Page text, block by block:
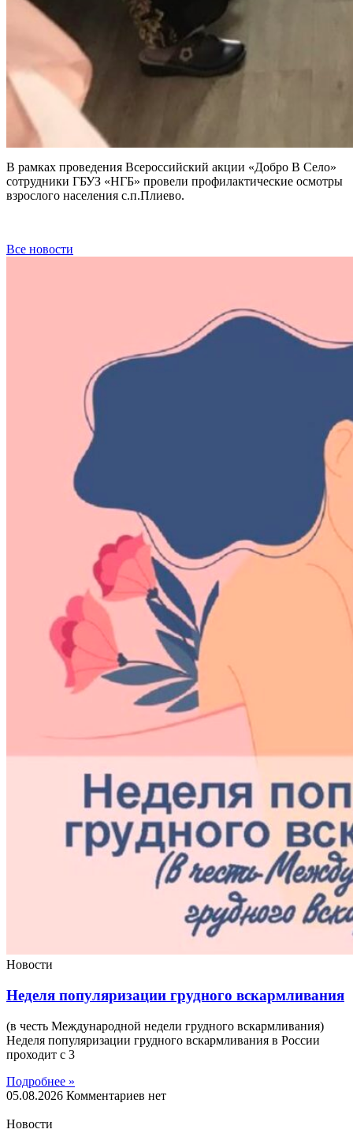
В рамках проведения Всероссийский акции «Добро В Село»
сотрудники ГБУЗ «НГБ» провели профилактические осмотры
взрослого населения с.п.Плиево.
Все новости
Новости
Неделя популяризации грудного вскармливания
(в честь Международной недели грудного вскармливания)
Неделя популяризации грудного вскармливания в России
проходит с 3
Подробнее »
05.08.2026 Комментариев нет
Новости